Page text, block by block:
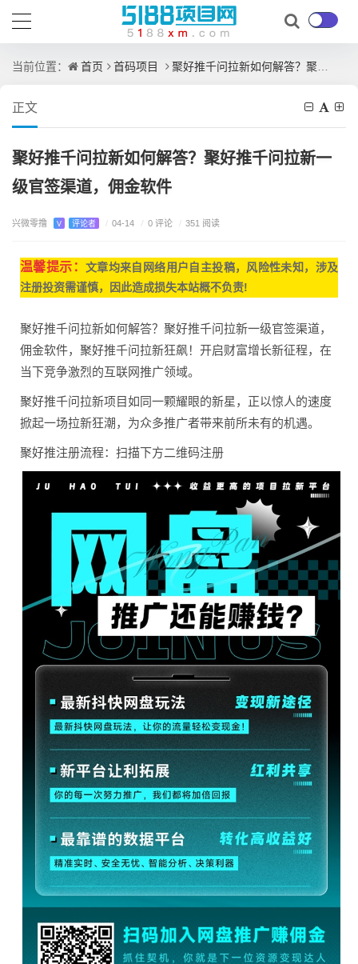
当前位置： 首页 首码项目 聚好推千问拉新如何解答？聚好推千问拉新一级官签渠道，佣金软件
正文
聚好推千问拉新如何解答？聚好推千问拉新一
级官签渠道，佣金软件
兴微零撸 V 评论者 / 04-14 / 0 评论 / 351 阅读
温馨提示： 文章均来自网络用户自主投稿， 风险性未知，涉及
注册投资需谨慎，因此造成损失本站概不负责!
聚好推千问拉新如何解答？聚好推千问拉新一级官签渠道，
佣金软件，聚好推千问拉新狂飙！开启财富增长新征程，在
当下竞争激烈的互联网推广领域。
聚好推千问拉新项目如同一颗耀眼的新星，正以惊人的速度
掀起一场拉新狂潮，为众多推广者带来前所未有的机遇。
聚好推注册流程：扫描下方二维码注册